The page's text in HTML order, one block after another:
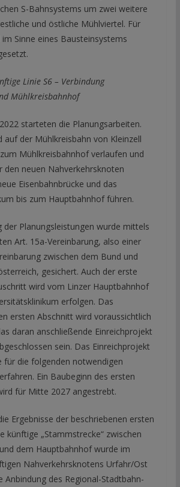
S-Bahnsystems um zwei weitere
und östliche Mühlviertel. Für
Sinne eines Bausteinsystems
Linie S6 – Verbindung
Mühlkreisbahnhof
starteten die Planungsarbeiten.
auf der Mühlkreisbahn von Kleinzell
Mühlkreisbahnhof verlaufen und
den neuen Nahverkehrsknoten
Eisenbahnbrücke und das
bis zum Hauptbahnhof führen.
der Planungsleistungen wurde mittels
Art. 15a-Vereinbarung, also einer
zwischen dem Bund und
gesichert. Auch der erste
wird vom Linzer Hauptbahnhof
erfolgen. Das
ersten Abschnitt wird voraussichtlich
daran anschließende Einreichprojekt
sein. Das Einreichprojekt
für die folgenden notwendigen
Ein Baubeginn des ersten
für Mitte 2027 angestrebt.
Ergebnisse der beschriebenen ersten
künftige „Stammstrecke“ zwischen
dem Hauptbahnhof wurde im
Nahverkehrsknotens Urfahr/Ost
Anbindung des Regional-Stadtbahn-